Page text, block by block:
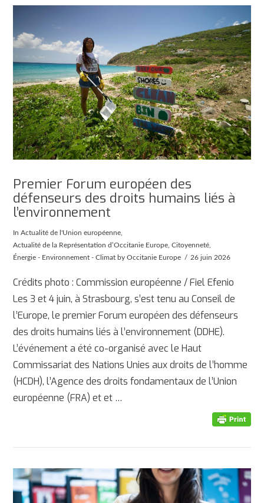
Premier Forum européen des
défenseurs des droits humains liés à
l’environnement
InActualité de l'Union européenne,
Actualité de la Représentation d’Occitanie Europe,Citoyenneté,
Énergie - Environnement - Climat by Occitanie Europe 26 juin 2026
Crédits photo : Commission européenne / Fiel Efenio
Les 3 et 4 juin, à Strasbourg, s’est tenu au Conseil de
l’Europe, le premier Forum européen des défenseurs
des droits humains liés à l’environnement (DDHE).
L’événement a été co-organisé avec le Haut
Commissariat des Nations Unies aux droits de l’homme
(HCDH), l’Agence des droits fondamentaux de l’Union
européenne (FRA) et et …